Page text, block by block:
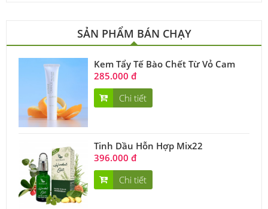
SẢN PHẨM BÁN CHẠY
Kem Tẩy Tế Bào Chết Từ Vỏ Cam
285.000 đ
Chi tiết
Tinh Dầu Hỗn Hợp Mix22
396.000 đ
Chi tiết